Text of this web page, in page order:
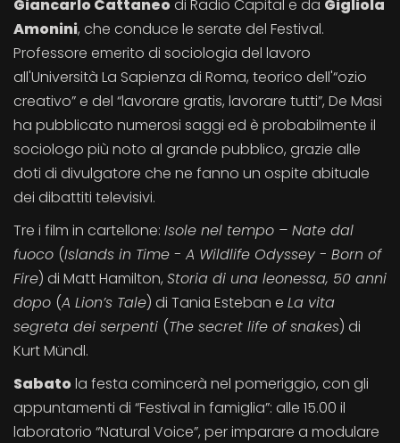
Giancarlo Cattaneodi Radio Capital e da Gigliola
Amonini, che conduce le serate del Festival.
Professore emerito di sociologia del lavoro
all'Università La Sapienza di Roma, teorico dell'“ozio
creativo” e del “lavorare gratis, lavorare tutti”, De Masi
ha pubblicato numerosi saggi ed è probabilmente il
sociologo più noto al grande pubblico, grazie alle
doti di divulgatore che ne fanno un ospite abituale
dei dibattiti televisivi.
Tre i film in cartellone: Isole nel tempo – Nate dal
fuoco (Islands in Time - A Wildlife Odyssey - Born of
Fire) di Matt Hamilton, Storia di una leonessa, 50 anni
dopo (A Lion’s Tale) di Tania Esteban e La vita
segreta dei serpenti (The secret life of snakes) di
Kurt Mündl.
Sabatola festa comincerà nel pomeriggio, con gli
appuntamenti di “Festival in famiglia”: alle 15.00 il
laboratorio “Natural Voice”, per imparare a modulare